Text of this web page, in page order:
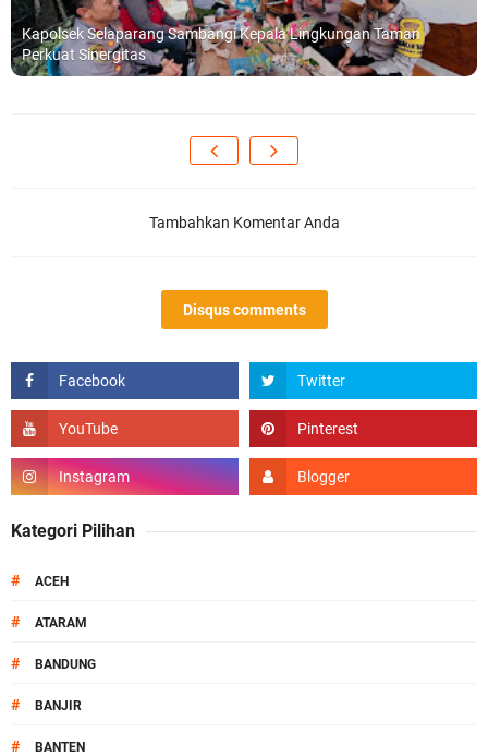
Kapolsek Selaparang Sambangi Kepala Lingkungan Taman
Perkuat Sinergitas
Tambahkan Komentar Anda
Disqus comments
Kategori Pilihan
# ACEH
# ATARAM
# BANDUNG
# BANJIR
# BANTEN